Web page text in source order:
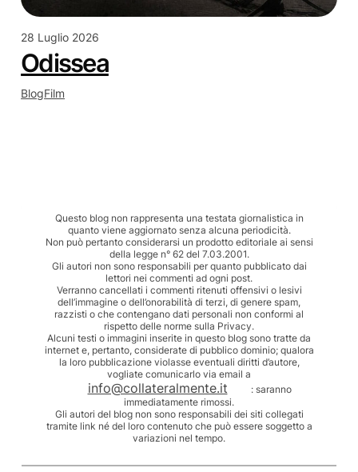
28 Luglio 2026
Odissea
BlogFilm
Questo blog non rappresenta una testata giornalistica in
quanto viene aggiornato senza alcuna periodicità.
Non può pertanto considerarsi un prodotto editoriale ai sensi
della legge n° 62 del 7.03.2001.
Gli autori non sono responsabili per quanto pubblicato dai
lettori nei commenti ad ogni post.
Verranno cancellati i commenti ritenuti offensivi o lesivi
dell’immagine o dell’onorabilità di terzi, di genere spam,
razzisti o che contengano dati personali non conformi al
rispetto delle norme sulla Privacy.
Alcuni testi o immagini inserite in questo blog sono tratte da
internet e, pertanto, considerate di pubblico dominio; qualora
la loro pubblicazione violasse eventuali diritti d’autore,
vogliate comunicarlo via email a
info@collateralmente.it
: saranno
immediatamente rimossi.
Gli autori del blog non sono responsabili dei siti collegati
tramite link né del loro contenuto che può essere soggetto a
variazioni nel tempo.